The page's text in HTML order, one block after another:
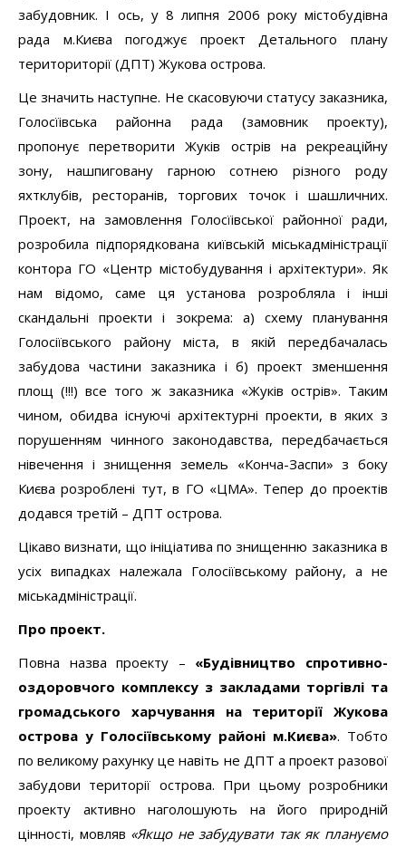
забудовник. І ось, у 8 липня 2006 року містобудівна
рада м.Києва погоджує проект Детального плану
териториторії (ДПТ) Жукова острова.
Це значить наступне. Не скасовуючи статусу заказника,
Голосїівська районна рада (замовник проекту),
пропонує перетворити Жуків острів на рекреаційну
зону, нашпиговану гарною сотнею різного роду
яхтклубів, ресторанів, торгових точок і шашличних.
Проект, на замовлення Голосїівської районної ради,
розробила підпорядкована київській міськадміністрації
контора ГО «Центр містобудування і архітектури». Як
нам відомо, саме ця установа розробляла і інші
скандальні проекти і зокрема: а) схему планування
Голосіївського району міста, в якій передбачалась
забудова частини заказника і б) проект зменшення
площ (!!!) все того ж заказника «Жуків острів». Таким
чином, обидва існуючі архітектурні проекти, в яких з
порушенням чинного законодавства, передбачається
нівечення і знищення земель «Конча-Заспи» з боку
Києва розроблені тут, в ГО «ЦМА». Тепер до проектів
додався третій – ДПТ острова.
Цікаво визнати, що ініціатива по знищенню заказника в
усіх випадках належала Голосіївському району, а не
міськадміністрації.
Про проект.
Повна назва проекту – «Будівництво спротивно-
оздоровчого комплексу з закладами торгівлі та
громадського харчування на території Жукова
острова у Голосіївському районі м.Києва». Тобто
по великому рахунку це навіть не ДПТ а проект разової
забудови території острова. При цьому розробники
проекту активно наголошують на його природній
цінності, мовляв «Якщо не забудувати так як плануємо